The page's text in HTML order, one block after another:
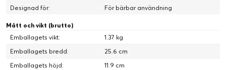
Designad för:
För bärbar användning
Mått och vikt (brutto)
Emballagets vikt:
1.37 kg
Emballagets bredd:
25.6 cm
Emballagets höjd:
11.9 cm